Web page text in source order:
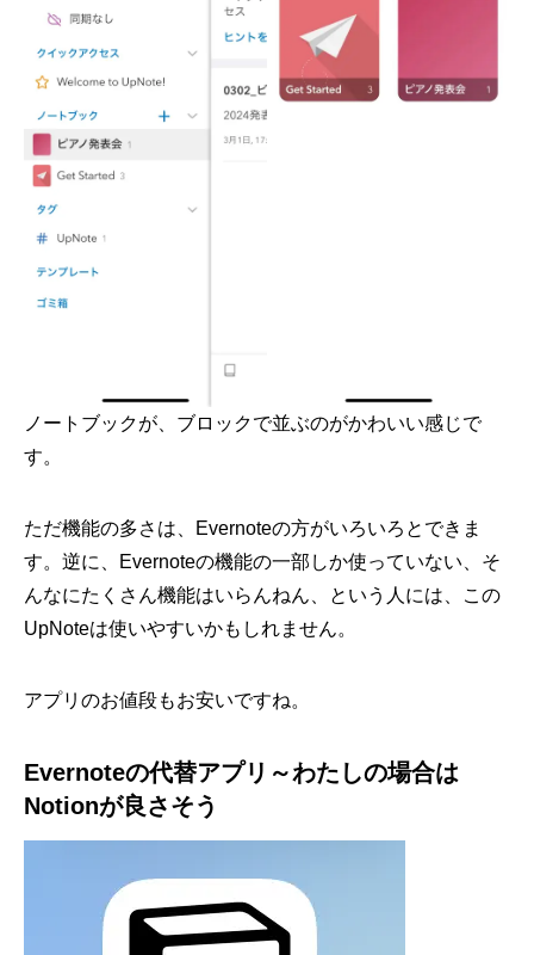
ノートブックが、ブロックで並ぶのがかわいい感じで
す。
ただ機能の多さは、Evernoteの方がいろいろとできま
す。逆に、Evernoteの機能の一部しか使っていない、そ
んなにたくさん機能はいらんねん、という人には、この
UpNoteは使いやすいかもしれません。
アプリのお値段もお安いですね。
Evernoteの代替アプリ～わたしの場合は
Notionが良さそう